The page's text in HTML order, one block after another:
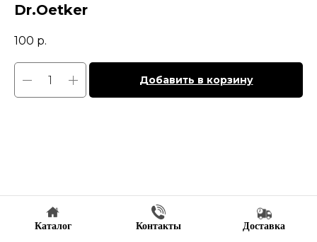
Dr.Oetker
100 р.
Добавить в корзину
Каталог Контакты Доставка